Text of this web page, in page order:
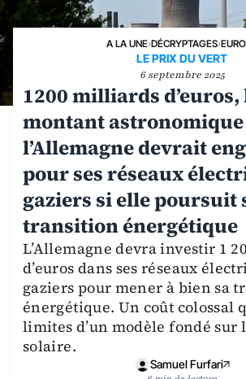
A LA UNE›DÉCRYPTAGES›
LE PRIX DU VERT
6 septembre 2025
1200 milliards d’euros,
montant
l’Allemagne devrait
pour ses réseaux
gaziers si elle poursuit
transition énergétique
L’Allemagne devra investir 1
d’euros dans ses réseaux
gaziers pour mener à bien sa
énergétique. Un coût colossal
limites d’un modèle fondé sur
solaire.
Samuel Furfari